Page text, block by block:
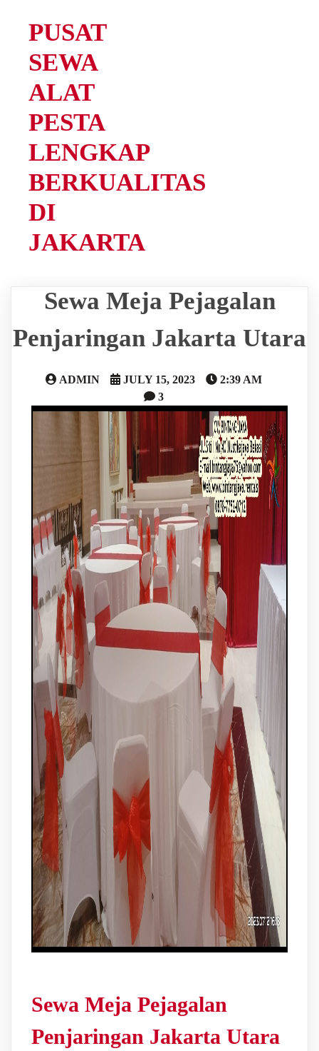
PUSAT
SEWA
ALAT
PESTA
LENGKAP
BERKUALITAS
DI
JAKARTA
Sewa Meja Pejagalan
Penjaringan Jakarta Utara
ADMIN JULY 15, 2023
2:39 AM
3
Sewa Meja Pejagalan
Penjaringan Jakarta Utara